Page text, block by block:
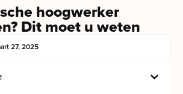
hoogwerker
Dit moet u weten
27, 2025